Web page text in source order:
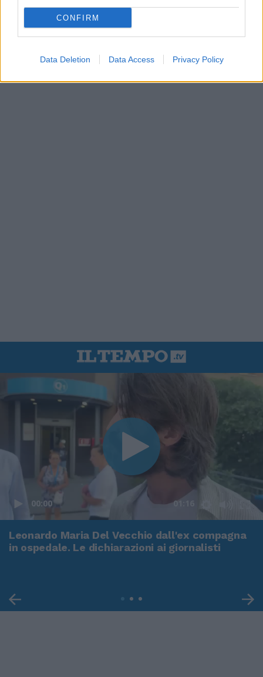
CONFIRM
Data Deletion Data Access Privacy Policy
00:00 01:16
Leonardo Maria Del Vecchio dall'ex compagna
in ospedale. Le dichiarazioni ai giornalisti